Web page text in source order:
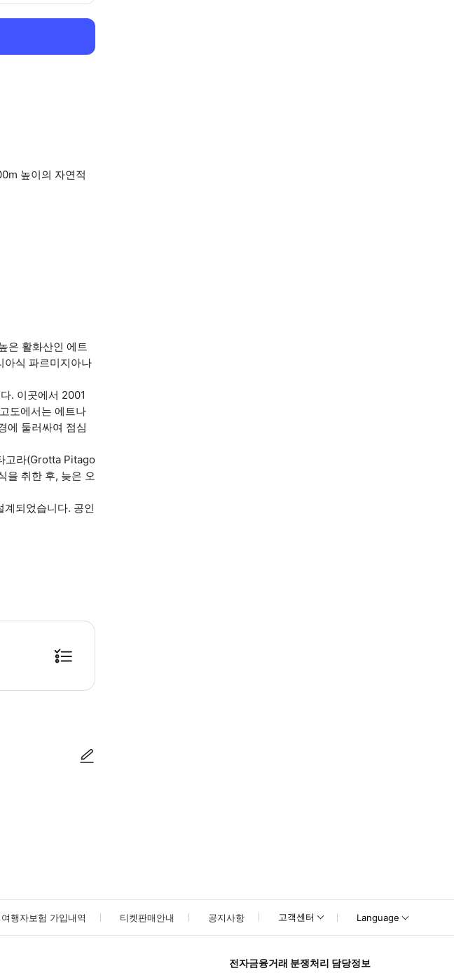
높이의 자연적
은 활화산인 에트
아식 파르미지아나
. 이곳에서 2001
도에서는 에트나
에 둘러싸여 점심
고라(Grotta Pitago
을 취한 후, 늦은 오
되었습니다. 공인
사람을위한 것이지만 건강하고 일반적으로 긴 산책을 위해 훈련 된 사람이라면 적합합니다. 어린이는
여행자보험 가입내역 티켓판매안내 공지사항 고객센터 Language
전자금융거래 분쟁처리 담당정보